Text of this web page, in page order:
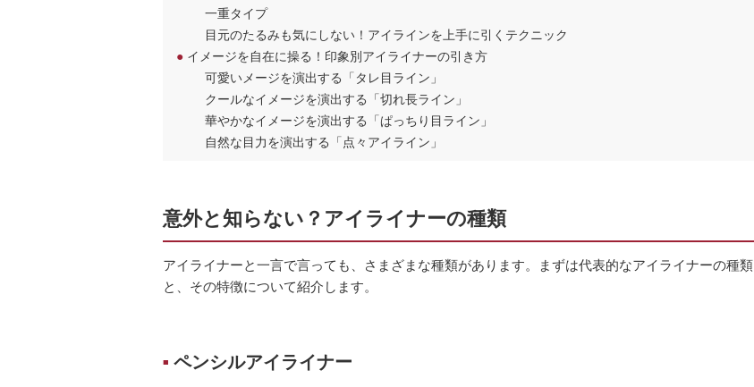
一重タイプ
目元のたるみも気にしない！アイラインを上手に引くテクニック
● イメージを自在に操る！印象別アイライナーの引き方
可愛いメージを演出する「タレ目ライン」
クールなイメージを演出する「切れ長ライン」
華やかなイメージを演出する「ぱっちり目ライン」
自然な目力を演出する「点々アイライン」
意外と知らない？アイライナーの種類
アイライナーと一言で言っても、さまざまな種類があります。まずは代表的なアイライナーの種類
と、その特徴について紹介します。
■ ペンシルアイライナー